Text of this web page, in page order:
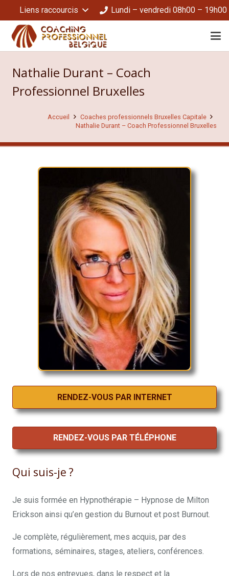
Liens raccourcis Lundi – vendredi 08h00 – 19h00
Nathalie Durant – Coach
Professionnel Bruxelles
Accueil
Coaches professionnels Bruxelles Capitale
Nathalie Durant – Coach Professionnel Bruxelles
Qui suis-je ?
Je suis formée en Hypnothérapie – Hypnose de Milton
Erickson ainsi qu’en gestion du Burnout et post Burnout.
Je complète, régulièrement, mes acquis, par des
formations, séminaires, stages, ateliers, conférences.
Lors de nos entrevues, dans le respect et la
RENDEZ-VOUS PAR INTERNET
RENDEZ-VOUS PAR TÉLÉPHONE